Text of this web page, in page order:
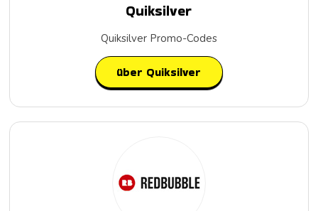
Quiksilver
Quiksilver Promo-Codes
über Quiksilver